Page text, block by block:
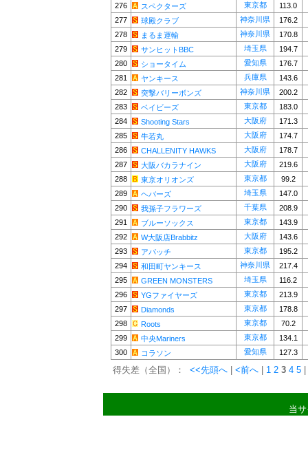
276
スペクターズ 東京都
113.0
277
球殿クラブ 神奈川県
176.2
278
まるま運輸 神奈川県
170.8
279
サンヒットBBC 埼玉県
194.7
280
ショータイム 愛知県
176.7
281
ヤンキース 兵庫県
143.6
282
突撃バリーボンズ 神奈川県
200.2
283
ベイビーズ 東京都
183.0
284
Shooting Stars 大阪府
171.3
285
牛若丸 大阪府
174.7
286
CHALLENITY HAWKS 大阪府
178.7
287
大阪バカラナイン 大阪府
219.6
288
東京オリオンズ 東京都
99.2
289
ヘバーズ 埼玉県
147.0
290
我孫子フラワーズ 千葉県
208.9
291
ブルーソックス 東京都
143.9
292
W大阪店Brabbitz 大阪府
143.6
293
アパッチ 東京都
195.2
294
和田町ヤンキース 神奈川県
217.4
295
GREEN MONSTERS 埼玉県
116.2
296
YGファイヤーズ 東京都
213.9
297
Diamonds 東京都
178.8
298
Roots 東京都
70.2
299
中央Mariners 東京都
134.1
300
コラソン 愛知県 127.3
得失差（全国）： <<先頭へ <前へ 1 2 3 4 5
当